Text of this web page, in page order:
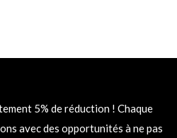
5% de réduction ! Chaque
avec des opportunités à ne pas